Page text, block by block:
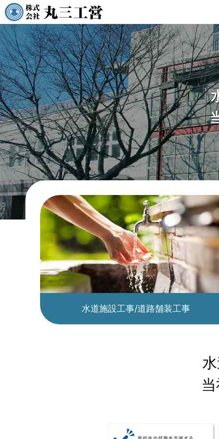
水道施設工事/道路舗装工事